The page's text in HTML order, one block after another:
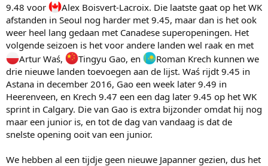
9.48 voor
Alex Boisvert-Lacroix. Die laatste gaat op het WK
afstanden in Seoul nog harder met 9.45, maar dan is het ook
weer heel lang gedaan met Canadese superopeningen. Het
volgende seizoen is het voor andere landen wel raak en met
Artur Waś,
Tingyu Gao, en
Roman Krech kunnen we
drie nieuwe landen toevoegen aan de lijst. Waś rijdt 9.45 in
Astana in december 2016, Gao een week later 9.49 in
Heerenveen, en Krech 9.47 een een dag later 9.45 op het WK
sprint in Calgary. Die van Gao is extra bijzonder omdat hij nog
maar een junior is, en tot de dag van vandaag is dat de
snelste opening ooit van een junior.
We hebben al een tijdje geen nieuwe Japanner gezien, dus het